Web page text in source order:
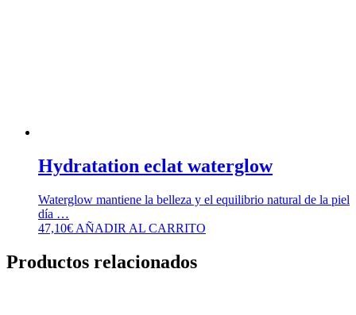
Hydratation eclat waterglow
Waterglow mantiene la belleza y el equilibrio natural de la piel
día …
47,10€ AÑADIR AL CARRITO
Productos relacionados